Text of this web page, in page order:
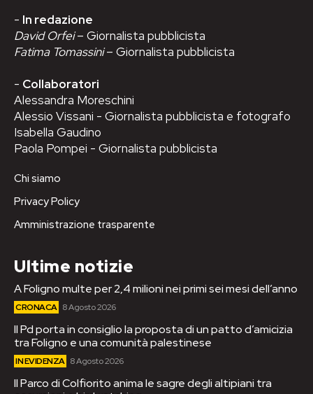
- In redazione
David Orfei– Giornalista pubblicista
Fatima Tomassini– Giornalista pubblicista
- Collaboratori
Alessandra Moreschini
Alessio Vissani - Giornalista pubblicista e fotografo
Isabella Gaudino
Paola Pompei - Giornalista pubblicista
Chi siamo
Privacy Policy
Amministrazione trasparente
Ultime notizie
A Foligno multe per 2,4 milioni nei primi sei mesi dell’anno
CRONACA 8 Agosto 2026
Il Pd porta in consiglio la proposta di un patto d’amicizia
tra Foligno e una comunità palestinese
IN EVIDENZA 8 Agosto 2026
Il Parco di Colfiorito anima le sagre degli altipiani tra